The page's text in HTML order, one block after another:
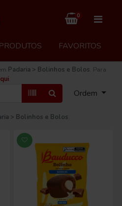
0
FAVORITOS
Padaria > Bolinhos e Bolos . Para
Ordem
> Bolinhos e Bolos